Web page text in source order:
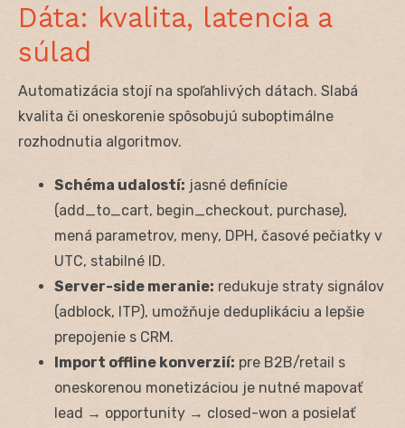
Dáta: kvalita, latencia a
súlad
Automatizácia stojí na spoľahlivých dátach. Slabá
kvalita či oneskorenie spôsobujú suboptimálne
rozhodnutia algoritmov.
Schéma udalostí: jasné definície
(add_to_cart, begin_checkout, purchase),
mená parametrov, meny, DPH, časové pečiatky v
UTC, stabilné ID.
Server-side meranie: redukuje straty signálov
(adblock, ITP), umožňuje deduplikáciu a lepšie
prepojenie s CRM.
Import offline konverzií: pre B2B/retail s
oneskorenou monetizáciou je nutné mapovať
lead → opportunity → closed-won a posielať